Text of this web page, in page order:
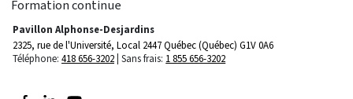
Formation continue
Pavillon Alphonse-Desjardins
2325, rue de l'Université, Local 2447Québec (Québec) G1V 0A6
Téléphone: 418 656-3202 Sans frais: 1 855 656-3202